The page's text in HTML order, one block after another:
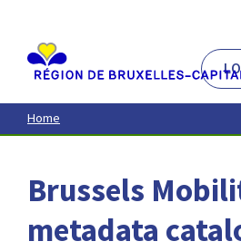
contenu
principal
Home
Brussels
metadata